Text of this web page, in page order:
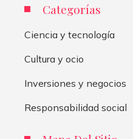
Categorías
Ciencia y tecnología
Cultura y ocio
Inversiones y negocios
Responsabilidad social